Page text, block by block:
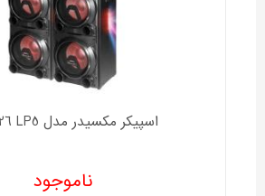
اسپیکر مکسیدر مدل YM-526 LP5
ناموجود